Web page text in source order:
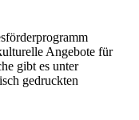
Angebote für
gibt es unter
gedruckten